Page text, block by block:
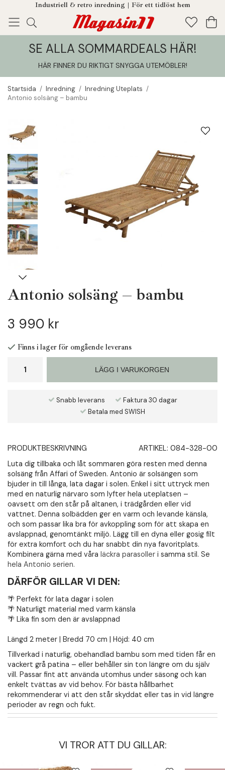
Industriell & retro inredning | För ett tidlöst hem
Enjoy! Tillagt i din varukorg
SE ALLA SOMMARDEALS HÄR!
HÄR FINNER DU RIKTIGT SNYGGA UTEMÖBLER!
Startsida / Inredning / Inredning Uteplats /
Antonio solsäng – bambu
Antonio solsäng – bambu
3 990 kr
Finns i lager för omgående leverans
LÄGG I VARUKORGEN
Snabb leverans
Faktura 30 dagar
Betala med SWISH
PRODUKTBESKRIVNING ARTIKEL: 084-328-00
Luta dig tillbaka och låt sommaren göra resten med denna
solsäng från Affari of Sweden. Antonio är solsängen som
bjuder in till långa, lata dagar i solen. Enkel i sitt uttryck men
med en naturlig närvaro som lyfter hela uteplatsen –
oavsett om den står på altanen, i trädgården eller vid
vattnet. Denna solbädden ger en varm och levande känsla,
och som passar lika bra för avkoppling som för att skapa en
avslappnad, genomtänkt miljö. Lägg till en dyna eller gosig filt
för extra komfort och du har snabbt din nya favoritplats.
Kombinera gärna med våra läckra parasoller i samma stil. Se
hela Antonio serien.
DÄRFÖR GILLAR VI DEN:
🌴 Perfekt för lata dagar i solen
🌴 Naturligt material med varm känsla
🌴 Lika fin som den är avslappnad
Längd 2 meter | Bredd 70 cm | Höjd: 40 cm
Tillverkad i naturlig, obehandlad bambu som med tiden får en
vackert grå patina – eller behåller sin ton längre om du själv
vill. Passar fint att använda utomhus under säsong och kan
enkelt tvättas av vid behov. För bästa hållbarhet
rekommenderar vi att den står skyddat eller tas in vid längre
perioder av regn och fukt.
VI TROR ATT DU GILLAR: